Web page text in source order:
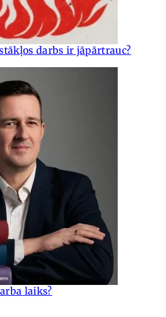
darbs ir jāpārtrauc?
laiks?